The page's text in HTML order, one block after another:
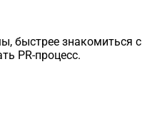
быстрее знакомиться с
PR-процесс.